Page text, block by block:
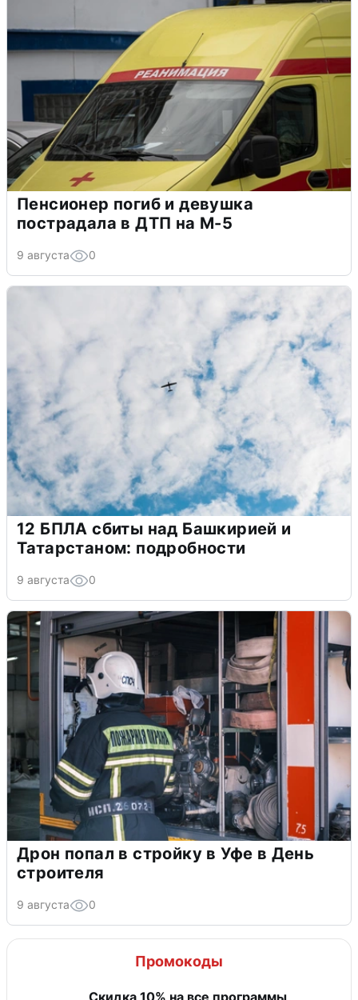
Пенсионер погиб и девушка
пострадала в ДТП на М-5
9 августа 0
12 БПЛА сбиты над Башкирией и
Татарстаном: подробности
9 августа 0
Дрон попал в стройку в Уфе в День
строителя
9 августа 0
Промокоды
Скидка 10% на все программы